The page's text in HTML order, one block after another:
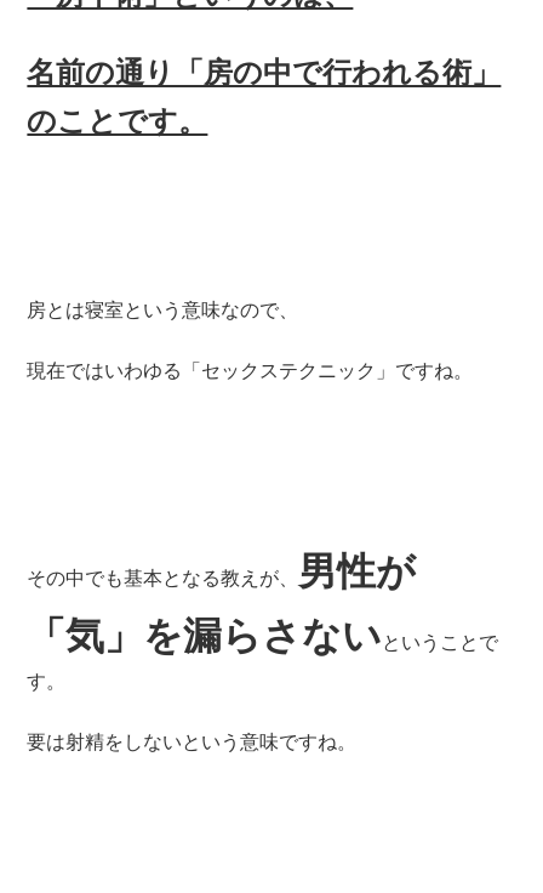
名前の通り「房の中で行われる術」
のことです。
房とは寝室という意味なので、
現在ではいわゆる「セックステクニック」ですね。
その中でも基本となる教えが、 男性が
「気」を漏らさないということで
す。
要は射精をしないという意味ですね。